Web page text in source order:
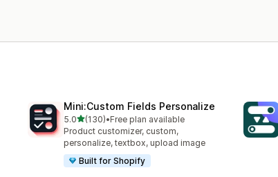
Mini:Custom Fields Personalize
5.0滿分 5 顆星
(130)
共有 130 則評價
•Free plan available
Product customizer, custom,
personalize, textbox, upload image
Built for Shopify